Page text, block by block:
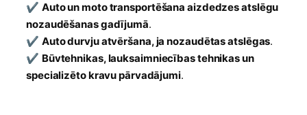
✔ Auto un moto transportēšana aizdedzes atslēgu
nozaudēšanas gadījumā.
✔ Auto durvju atvēršana, ja nozaudētas atslēgas.
✔ Būvtehnikas, lauksaimniecības tehnikas un
specializēto kravu pārvadājumi.